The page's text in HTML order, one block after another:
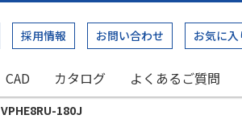
採用情報 お問い合わせ お気に入
CAD カタログ よくあるご質問
VPHE8RU-180J